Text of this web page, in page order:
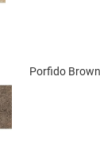
Porfido